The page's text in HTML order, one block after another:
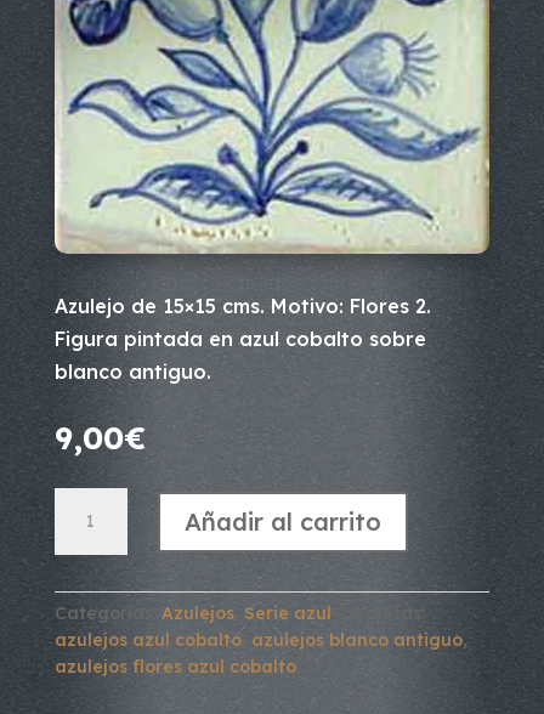
Azulejo de 15×15 cms. Motivo: Flores 2.
Figura pintada en azul cobalto sobre
blanco antiguo.
9,00€
Serie
Azul.
2
cantidad
Añadir al carrito
Categorías: Azulejos, Serie azul
Etiquetas:
azulejos azul cobalto, azulejos blanco antiguo,
azulejos flores azul cobalto